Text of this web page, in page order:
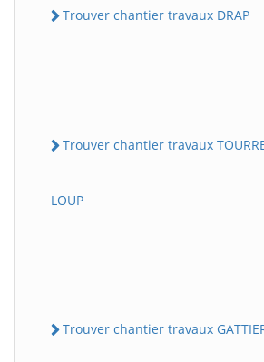
Trouver chantier travaux DRAP
Trouver chantier travaux
LOUP
Trouver chantier travaux